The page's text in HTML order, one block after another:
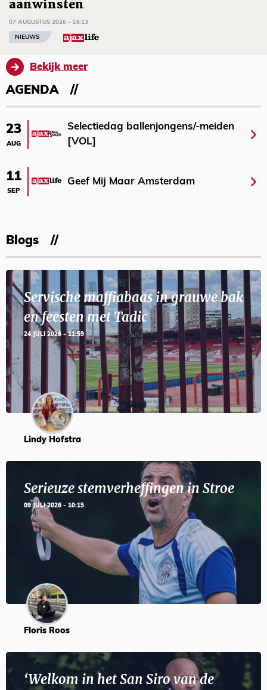
aanwinsten
07 AUGUSTUS 2026 - 14:13
NIEUWS
Bekijk meer
AGENDA
23
AUG
Selectiedag ballenjongens/-meiden
[VOL]
11
SEP
Geef Mij Maar Amsterdam
Blogs
Servische maffiabaas in grauwe bak
en feesten met Tadic
24 JULI 2026 - 11:59
Lindy Hofstra
Serieuze stemverheffingen in Stroe
09 JULI 2026 - 10:15
Floris Roos
‘Welkom in het San Siro van de